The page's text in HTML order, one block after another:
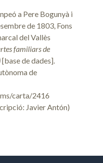
a Pere Bogunyà i
de 1803, Fons
del Vallès
familiars de
[base de dades].
de
carta/2416
Javier Antón)